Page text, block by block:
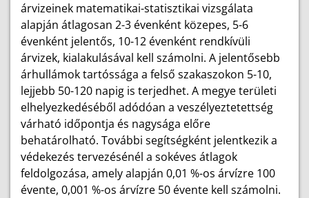
árvizeinek matematikai-statisztikai vizsgálata
alapján átlagosan 2-3 évenként közepes, 5-6
évenként jelentős, 10-12 évenként rendkívüli
árvizek, kialakulásával kell számolni. A jelentősebb
árhullámok tartóssága a felső szakaszokon 5-10,
lejjebb 50-120 napig is terjedhet. A megye területi
elhelyezkedéséből adódóan a veszélyeztetettség
várható időpontja és nagysága előre
behatárolható. További segítségként jelentkezik a
védekezés tervezésénél a sokéves átlagok
feldolgozása, amely alapján 0,01 %-os árvízre 100
évente, 0,001 %-os árvízre 50 évente kell számolni.